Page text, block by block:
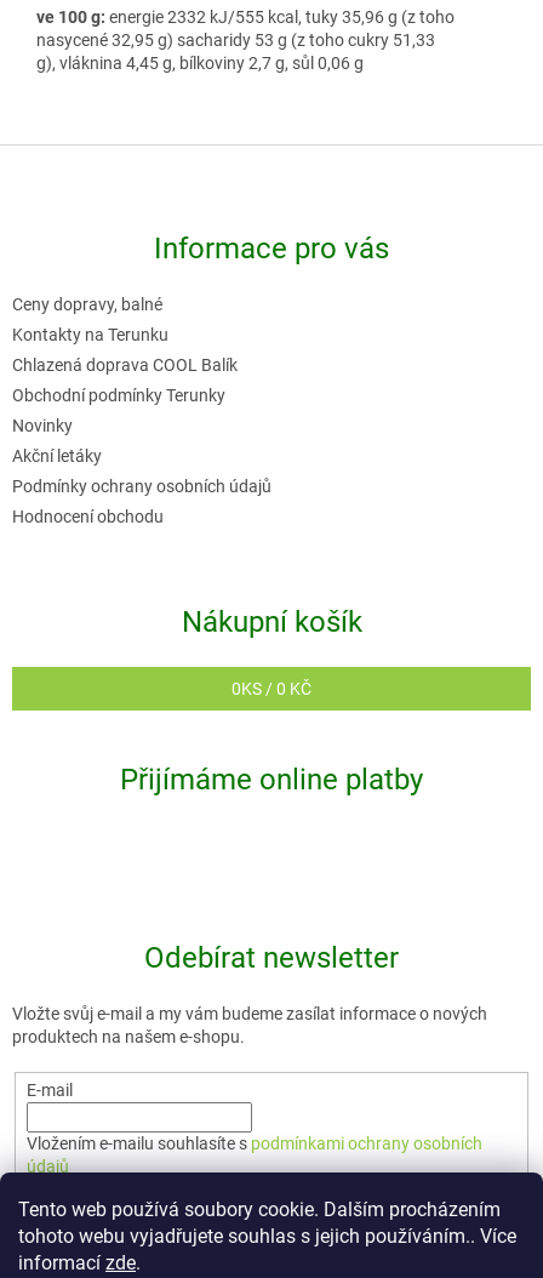
Tento web používá soubory cookie. Dalším procházením
tohoto webu vyjadřujete souhlas s jejich používáním.. Více
informací zde.
ve 100 g: energie 2332 kJ/555 kcal, tuky 35,96 g (z toho
nasycené 32,95 g) sacharidy 53 g (z toho cukry 51,33
g), vláknina 4,45 g, bílkoviny 2,7 g, sůl 0,06 g
Informace pro vás
Ceny dopravy, balné
Kontakty na Terunku
Chlazená doprava COOL Balík
Obchodní podmínky Terunky
Novinky
Akční letáky
Podmínky ochrany osobních údajů
Hodnocení obchodu
Nákupní košík
0KS /0 KČ
Přijímáme online platby
Odebírat newsletter
Vložte svůj e-mail a my vám budeme zasílat informace o nových
produktech na našem e-shopu.
E-mail
Vložením e-mailu souhlasíte s podmínkami ochrany osobních
údajů
PŘIHLÁSIT SE